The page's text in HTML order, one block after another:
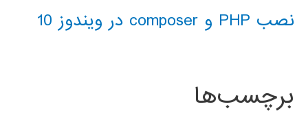
نصب PHP و composer در ویندوز 10
برچسب‌ها